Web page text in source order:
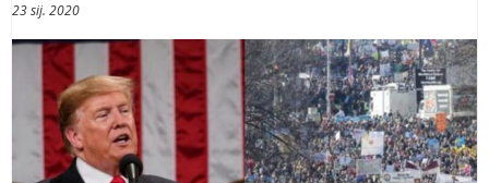
23 sij. 2020